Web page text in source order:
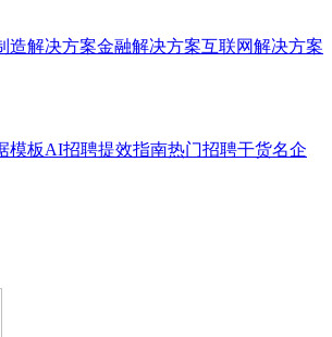
造解决方案金融解决方案互联网解决方案
模板AI招聘提效指南热门招聘干货名企